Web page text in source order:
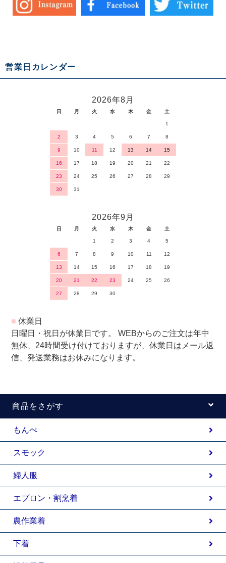
営業日カレンダー
2026年8月
日 月 火 水 木 金 土
1
2 3 4 5 6 7 8
9 10 11 12 13 14 15
16 17 18 19 20 21 22
23 24 25 26 27 28 29
30 31
2026年9月
日 月 火 水 木 金 土
1 2 3 4 5
6 7 8 9 10 11 12
13 14 15 16 17 18 19
20 21 22 23 24 25 26
27 28 29 30
■ 休業日
日曜日・祝日が休業日です。 WEBからのご注文は年中
無休、24時間受け付けておりますが、休業日はメール返
信、発送業務はお休みになります。
商品をさがす
もんぺ
スモック
婦人服
エプロン・割烹着
農作業着
下着